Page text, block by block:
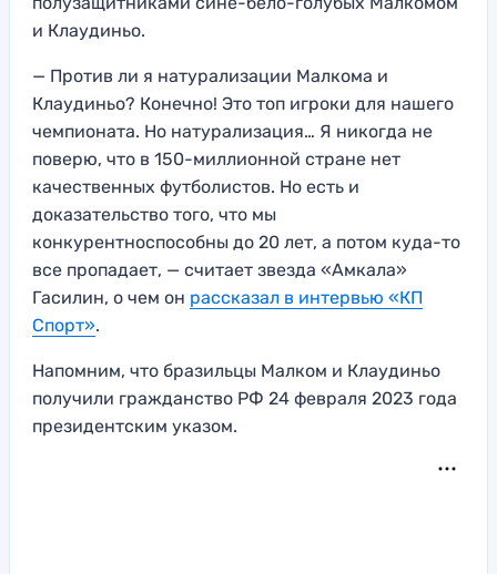
и Клаудиньо.
— Против ли я натурализации Малкома и
Клаудиньо? Конечно! Это топ игроки для нашего
чемпионата. Но натурализация… Я никогда не
поверю, что в 150-миллионной стране нет
качественных футболистов. Но есть и
доказательство того, что мы
конкурентноспособны до 20 лет, а потом куда-то
все пропадает, — считает звезда «Амкала»
Гасилин, о чем он рассказал в интервью «КП
Спорт».
Напомним, что бразильцы Малком и Клаудиньо
получили гражданство РФ 24 февраля 2023 года
президентским указом.